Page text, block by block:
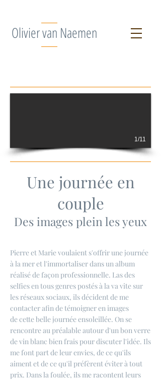
Olivier van Naemen
1/11
Une journée en
couple
Des images plein les yeux
Pierre et Marie voulaient s'offrir une journée
à la mer et l'immortaliser dans un album
réalisé de façon professionnelle. Las des
selfies en tous genres postés à la va vite sur
les réseaux sociaux, ils décident de me
contacter afin de témoigner en images
de cette belle journée ensoleillée. On se
rencontre au préalable autour d'un bon verre
de vin blanc bien frais pour discuter l'idée. Ils
me font part de leur envies, de ce qu'ils
aiment et de ce qu'il préfèrent éviter à tout
prix. Dans la foulée, ils me racontent leurs